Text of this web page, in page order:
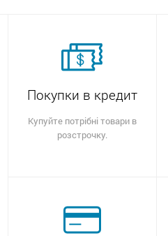
Покупки в кредит
Купуйте потрібні товари в
розстрочку.